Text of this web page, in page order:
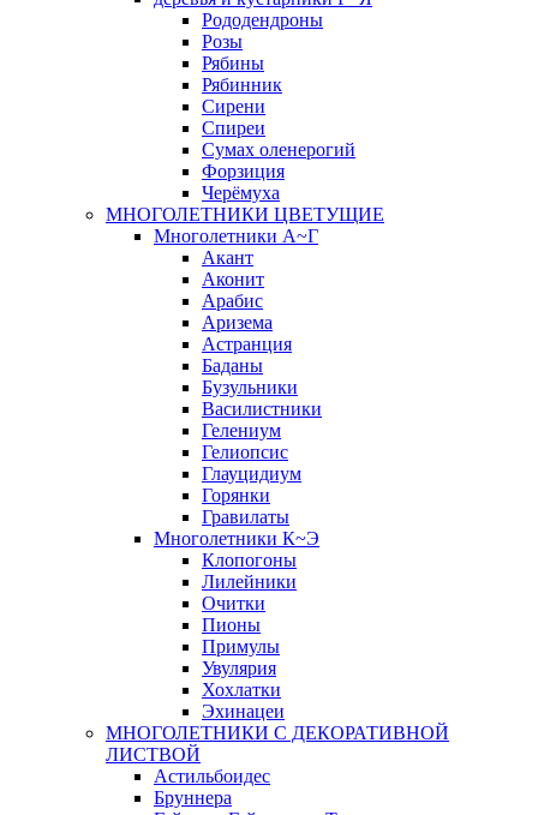
Рододендроны
Розы
Рябины
Рябинник
Сирени
Спиреи
Сумах оленерогий
Форзиция
Черёмуха
МНОГОЛЕТНИКИ ЦВЕТУЩИЕ
Многолетники А~Г
Акант
Аконит
Арабис
Аризема
Астранция
Баданы
Бузульники
Василистники
Гелениум
Гелиопсис
Глауцидиум
Горянки
Гравилаты
Многолетники К~Э
Клопогоны
Лилейники
Очитки
Пионы
Примулы
Увулярия
Хохлатки
Эхинацеи
МНОГОЛЕТНИКИ С ДЕКОРАТИВНОЙ
ЛИСТВОЙ
Астильбоидес
Бруннера